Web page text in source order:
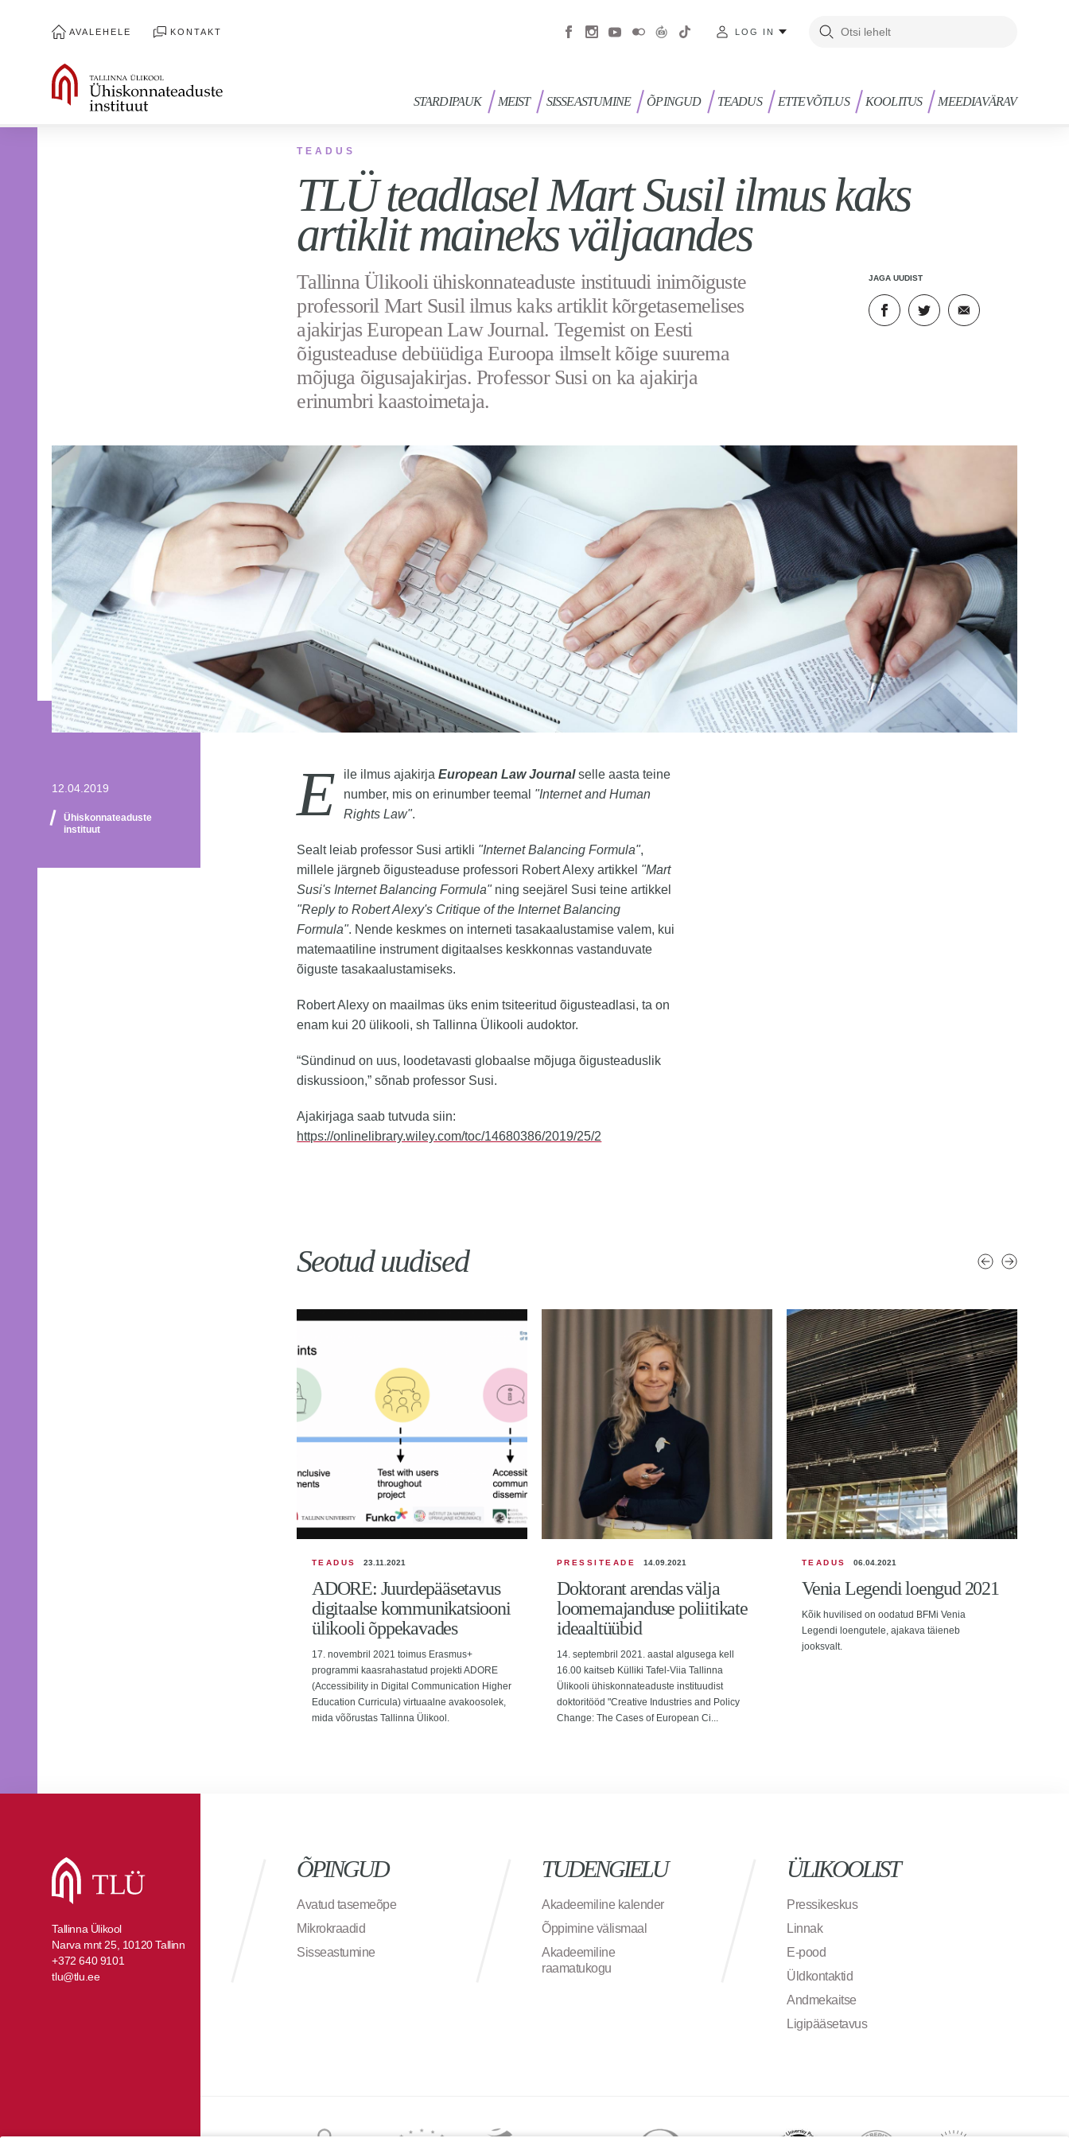
AVALEHELE KONTAKT LOG IN
STARDIPAUK MEIST SISSEASTUMINE ÕPINGUD TEADUS ETTEVÕTLUS KOOLITUS MEEDIAVÄRAV
TEADUS
TLÜ teadlasel Mart Susil ilmus kaks
artiklit maineks väljaandes
Tallinna Ülikooli ühiskonnateaduste instituudi inimõiguste
professoril Mart Susil ilmus kaks artiklit kõrgetasemelises
ajakirjas European Law Journal. Tegemist on Eesti
õigusteaduse debüüdiga Euroopa ilmselt kõige suurema
mõjuga õigusajakirjas. Professor Susi on ka ajakirja
erinumbri kaastoimetaja.
JAGA UUDIST
12.04.2019
Ühiskonnateaduste
instituut
E ile ilmus ajakirjaEuropean Law Journalselle aasta teine
number, mis on erinumber teemal "Internet and Human
Rights Law".
Sealt leiab professor Susi artikli "Internet Balancing Formula",
millele järgneb õigusteaduse professori Robert Alexy artikkel "Mart
Susi's Internet Balancing Formula"ning seejärel Susi teine artikkel
"Reply to Robert Alexy's Critique of the Internet Balancing
Formula". Nende keskmes on interneti tasakaalustamise valem, kui
matemaatiline instrument digitaalses keskkonnas vastanduvate
õiguste tasakaalustamiseks.
Robert Alexy on maailmas üks enim tsiteeritud õigusteadlasi, ta on
enam kui 20 ülikooli, sh Tallinna Ülikooli audoktor.
“Sündinud on uus, loodetavasti globaalse mõjuga õigusteaduslik
diskussioon,” sõnab professor Susi.
Ajakirjaga saab tutvuda siin:
https://onlinelibrary.wiley.com/toc/14680386/2019/25/2
Seotud uudised
TEADUS 23.11.2021
ADORE: Juurdepääsetavus
digitaalse kommunikatsiooni
ülikooli õppekavades
17. novembril 2021 toimus Erasmus+
programmi kaasrahastatud projekti ADORE
(Accessibility in Digital Communication Higher
Education Curricula) virtuaalne avakoosolek,
mida võõrustas Tallinna Ülikool.
PRESSITEADE 14.09.2021
Doktorant arendas välja
loomemajanduse poliitikate
ideaaltüübid
14. septembril 2021. aastal algusega kell
16.00 kaitseb Külliki Tafel-Viia Tallinna
Ülikooli ühiskonnateaduste instituudist
doktoritööd "Creative Industries and Policy
Change: The Cases of European Ci...
TEADUS 06.04.2021
Venia Legendi loengud 2021
Kõik huvilised on oodatud BFMi Venia
Legendi loengutele, ajakava täieneb
jooksvalt.
Tallinna Ülikool
Narva mnt 25, 10120 Tallinn
+372 640 9101
tlu@tlu.ee
ÕPINGUD
Avatud tasemeõpe
Mikrokraadid
Sisseastumine
TUDENGIELU
Akadeemiline kalender
Õppimine välismaal
Akadeemiline
raamatukogu
ÜLIKOOLIST
Pressikeskus
Linnak
E-pood
Üldkontaktid
Andmekaitse
Ligipääsetavus